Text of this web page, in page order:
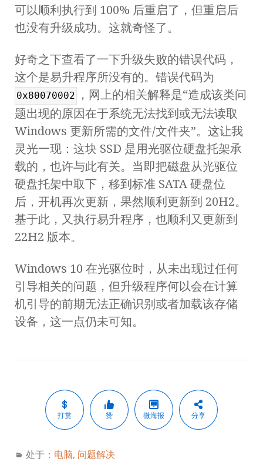
可以顺利执行到 100% 后重启了，但重启后
也没有升级成功。这就奇怪了。
好奇之下查看了一下升级失败的错误代码，
这个是易升程序所没有的。错误代码为
0x80070002
，网上的相关解释是“造成该类问
题出现的原因在于系统无法找到或无法读取
Windows 更新所需的文件/文件夹”。这让我
灵光一现：这块 SSD 是用光驱位硬盘托架承
载的，也许与此有关。当即把磁盘从光驱位
硬盘托架中取下，移到标准 SATA 硬盘位
后，开机再次更新，果然顺利更新到 20H2。
基于此，又执行易升程序，也顺利又更新到
22H2 版本。
Windows 10 在光驱位时，从未出现过任何
引导相关的问题，但升级程序何以会在计算
机引导的前期无法正确识别或者加载该存储
设备，这一点仍未可知。
打赏 赞 微海报 分享
处于： 电脑, 问题解决